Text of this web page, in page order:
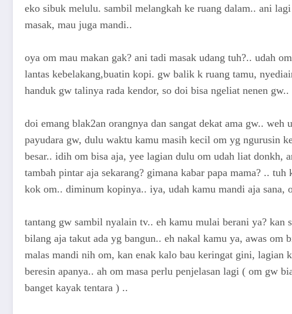
eko sibuk melulu. sambil melangkah ke ruang dalam.. ani
masak, mau juga mandi..
oya om mau makan gak? ani tadi masak udang tuh?.. udah
lantas kebelakang,buatin kopi. gw balik k ruang tamu,
handuk gw talinya rada kendor, so doi bisa ngeliat nenen
doi emang blak2an orangnya dan sangat dekat ama gw..
payudara gw, dulu waktu kamu masih kecil om yg ngurusin
besar.. idih om bisa aja, yee lagian dulu om udah liat donkh,
tambah pintar aja sekarang? gimana kabar papa mama? ..
kok om.. diminum kopinya.. iya, udah kamu mandi aja
tantang gw sambil nyalain tv.. eh kamu mulai berani ya? kan
bilang aja takut ada yg bangun.. eh nakal kamu ya, awas om
malas mandi nih om, kan enak kalo bau keringat gini, lagian
beresin apanya.. ah om masa perlu penjelasan lagi ( om gw
banget kayak tentara ) ..